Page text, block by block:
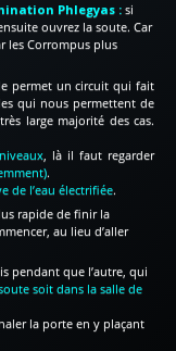
Phlegyas : si
ouvrez la soute. Car
les Corrompus plus
permet un circuit qui fait
qui nous permettent de
large majorité des cas.
, là il faut regarder
.
de l’eau électrifiée.
rapide de finir la
au lieu d’aller
pendant que l’autre, qui
soit dans la salle de
la porte en y plaçant